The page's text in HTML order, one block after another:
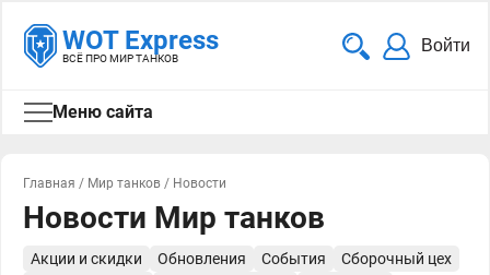
WOT Express
ВСЁ ПРО МИР ТАНКОВ
Войти
Меню сайта
Главная / Мир танков / Новости
Новости Мир танков
Акции и скидки Обновления События
Сборочный цех